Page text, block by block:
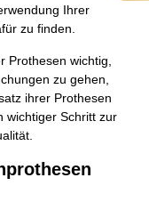
Ihrer
zu finden.
Prothesen wichtig,
zu gehen,
ihrer Prothesen
wichtiger Schritt zur